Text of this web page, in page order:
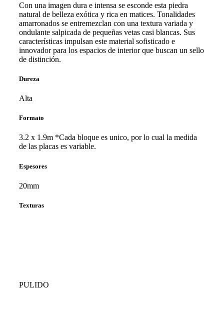
Con una imagen dura e intensa se esconde esta piedra
natural de belleza exótica y rica en matices. Tonalidades
amarronados se entremezclan con una textura variada y
ondulante salpicada de pequeñas vetas casi blancas. Sus
características impulsan este material sofisticado e
innovador para los espacios de interior que buscan un sello
de distinción.
Dureza
Alta
Formato
3.2 x 1.9m *Cada bloque es unico, por lo cual la medida
de las placas es variable.
Espesores
20mm
Texturas
PULIDO